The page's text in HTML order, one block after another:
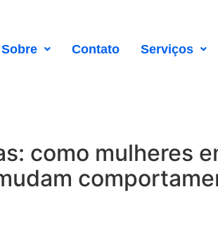
Sobre Contato Serviços
como mulheres